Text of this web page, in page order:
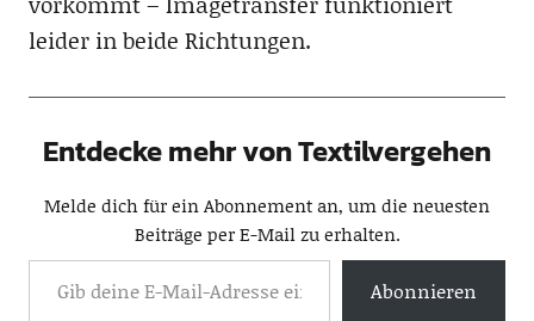
leider in beide Richtungen.
Entdecke mehr von Textilvergehen
Melde dich für ein Abonnement an, um die neuesten
Beiträge per E-Mail zu erhalten.
Abonnieren